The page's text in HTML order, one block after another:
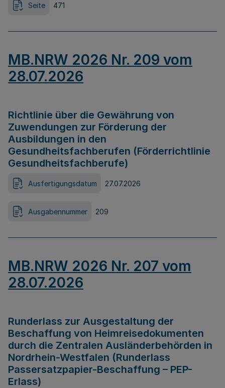
Seite 471
MB.NRW 2026 Nr. 209 vom
28.07.2026
Richtlinie über die Gewährung von
Zuwendungen zur Förderung der
Ausbildungen in den
Gesundheitsfachberufen (Förderrichtlinie
Gesundheitsfachberufe)
Ausfertigungsdatum 27.07.2026
Ausgabennummer 209
MB.NRW 2026 Nr. 207 vom
28.07.2026
Runderlass zur Ausgestaltung der
Beschaffung von Heimreisedokumenten
durch die Zentralen Ausländerbehörden in
Nordrhein-Westfalen (Runderlass
Passersatzpapier-Beschaffung – PEP-
Erlass)